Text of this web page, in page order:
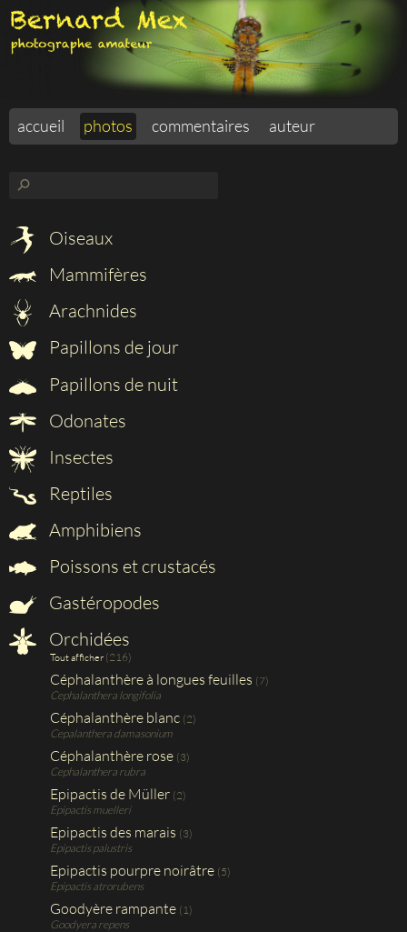
accueil photos commentaires auteur
⚲
Oiseaux
Mammifères
Arachnides
Papillons de jour
Papillons de nuit
Odonates
Insectes
Reptiles
Amphibiens
Poissons et crustacés
Gastéropodes
Orchidées
Tout afficher (216)
Céphalanthère à longues feuilles (7)
Cephalanthera longifolia
Céphalanthère blanc (2)
Cepalanthera damasonium
Céphalanthère rose (3)
Cephalanthera rubra
Epipactis de Müller (2)
Epipactis muelleri
Epipactis des marais (3)
Epipactis palustris
Epipactis pourpre noirâtre (5)
Epipactis atrorubens
Goodyère rampante (1)
Goodyera repens